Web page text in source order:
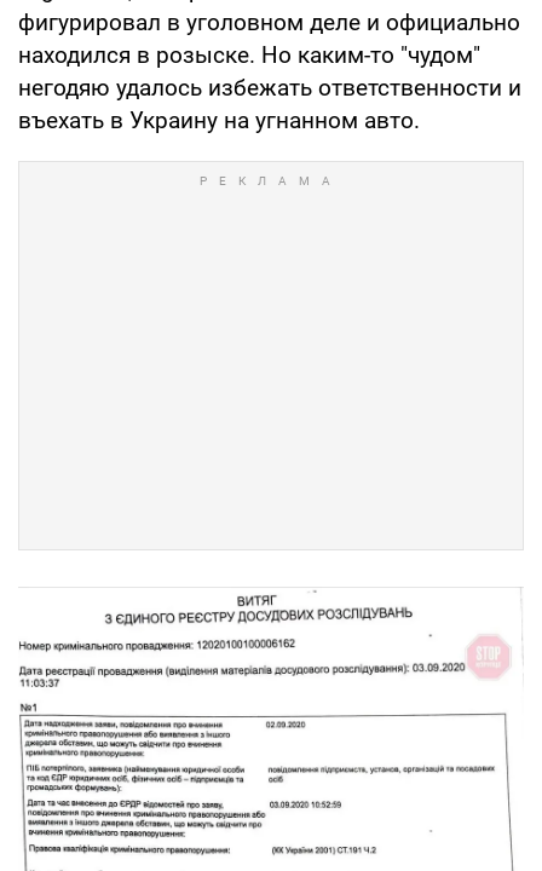
фигурировал в уголовном деле и официально
находился в розыске. Но каким-то "чудом"
негодяю удалось избежать ответственности и
въехать в Украину на угнанном авто.